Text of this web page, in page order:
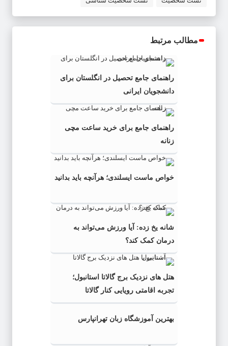
مطالب مرتبط
راهنمای جامع تحصیل در انگلستان برای
دانشجویان ایرانی
راهنمای جامع برای خرید ساعت مچی
زنانه
خواص ماست ایسلندی؛ هرآنچه باید بدانید
شانه یخ زده: آیا ورزش می‌تواند به
درمان کمک کند؟
هتل های نزدیک برج گالاتا استانبول؛
تجربه اقامتی رویایی کنار گالاتا
بهترین آموزشگاه زبان تهرانپارس